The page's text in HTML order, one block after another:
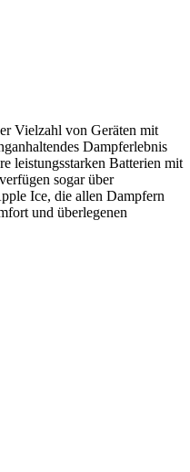
Vielzahl von Geräten mit
Dampferlebnis
leistungsstarken Batterien mit
sogar über
Ice, die allen Dampfern
und überlegenen